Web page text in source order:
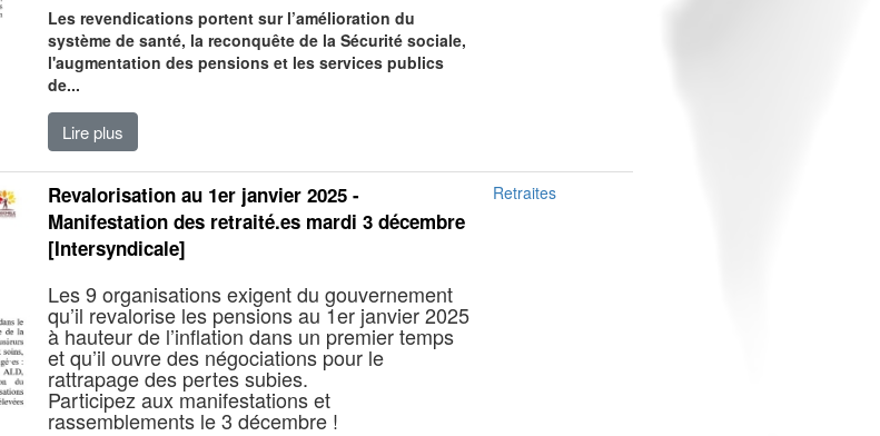
Les revendications portent sur l’amélioration du
système de santé, la reconquête de la Sécurité sociale,
l'augmentation des pensions et les services publics
de...
Lire plus
Revalorisation au 1er janvier 2025 -
Manifestation des retraité.es mardi 3 décembre
[Intersyndicale]
Les 9 organisations exigent du gouvernement
qu’il revalorise les pensions au 1er janvier 2025
à hauteur de l’inflation dans un premier temps
et qu’il ouvre des négociations pour le
rattrapage des pertes subies.
Participez aux manifestations et
rassemblements le 3 décembre !
Retraites